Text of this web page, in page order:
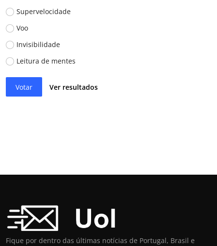
Supervelocidade
Voo
Invisibilidade
Leitura de mentes
Votar Ver resultados
Fique por dentro das últimas notícias de Portugal, Brasil e